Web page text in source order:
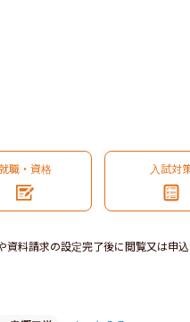
職・資格 入試対
料請求の設定完了後に閲覧又は申込